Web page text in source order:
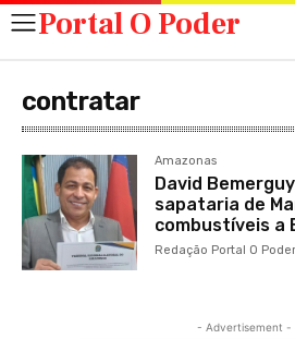
Portal O Poder
contratar
Amazonas
David
sapataria de
combustíveis a
Redação Portal O Poder
- Advertisement -